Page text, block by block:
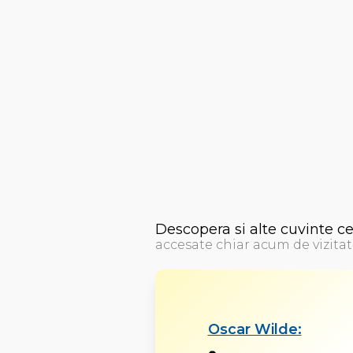
Descopera si alte cuvinte
accesate chiar acum de
Oscar Wilde: